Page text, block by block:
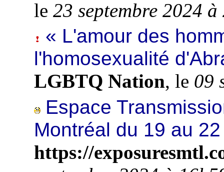
le 23 septembre 2024 à
« L'amour des
l'homosexualité
LGBTQ Nation, le 09
Espace
Montréal du 19 au
https://